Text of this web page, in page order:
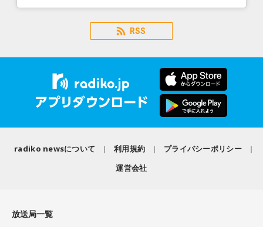
RSS
radiko newsについて 利用規約
プライバシーポリシー
運営会社
放送局一覧